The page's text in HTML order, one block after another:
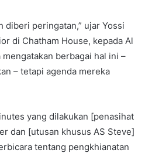
diberi peringatan,” ujar Yossi
di Chatham House, kepada Al
mengatakan berbagai hal ini –
– tetapi agenda mereka
yang dilakukan [penasihat
dan [utusan khusus AS Steve]
tentang pengkhianatan